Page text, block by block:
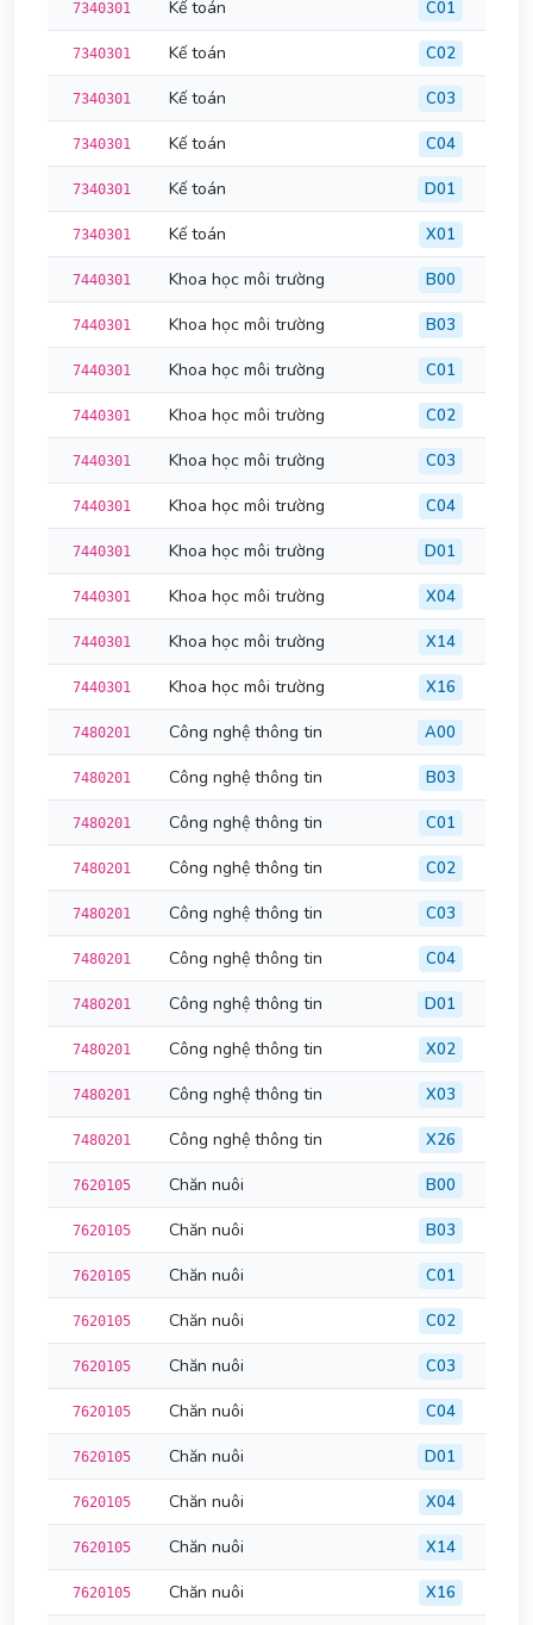
7340301 Kế toán C01
7340301 Kế toán C02
7340301 Kế toán C03
7340301 Kế toán C04
7340301 Kế toán D01
7340301 Kế toán X01
7440301 Khoa học môi trường B00
7440301 Khoa học môi trường B03
7440301 Khoa học môi trường C01
7440301 Khoa học môi trường C02
7440301 Khoa học môi trường C03
7440301 Khoa học môi trường C04
7440301 Khoa học môi trường D01
7440301 Khoa học môi trường X04
7440301 Khoa học môi trường X14
7440301 Khoa học môi trường X16
7480201 Công nghệ thông tin A00
7480201 Công nghệ thông tin B03
7480201 Công nghệ thông tin C01
7480201 Công nghệ thông tin C02
7480201 Công nghệ thông tin C03
7480201 Công nghệ thông tin C04
7480201 Công nghệ thông tin D01
7480201 Công nghệ thông tin X02
7480201 Công nghệ thông tin X03
7480201 Công nghệ thông tin X26
7620105 Chăn nuôi B00
7620105 Chăn nuôi B03
7620105 Chăn nuôi C01
7620105 Chăn nuôi C02
7620105 Chăn nuôi C03
7620105 Chăn nuôi C04
7620105 Chăn nuôi D01
7620105 Chăn nuôi X04
7620105 Chăn nuôi X14
7620105 Chăn nuôi X16